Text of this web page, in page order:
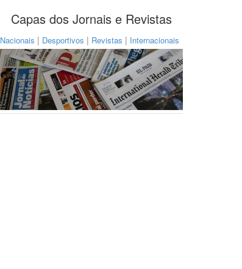
Capas dos Jornais e Revistas
Nacionais | Desportivos | Revistas | Internacionais